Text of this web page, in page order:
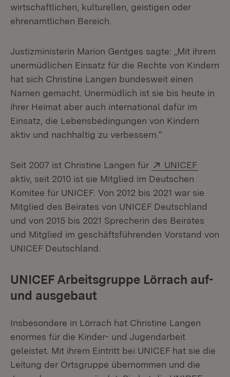
wirtschaftlichen, kulturellen, geistigen oder
ehrenamtlichen Bereich.
Justizministerin Marion Gentges sagte: „Mit ihrem
unermüdlichen Einsatz für die Rechte von Kindern
hat sich Christine Langen bundesweit einen
Namen gemacht. Unermüdlich ist sie bis heute in
ihrer Heimat aber auch international dafür im
Einsatz, die Lebensbedingungen von Kindern
aktiv und nachhaltig zu verbessern.“
Seit 2007 ist Christine Langen für Extern:
UNICEF
aktiv, seit 2010 ist sie Mitglied im Deutschen
Komitee für UNICEF. Von 2012 bis 2021 war sie
Mitglied des Beirates von UNICEF Deutschland
und von 2015 bis 2021 Sprecherin des Beirates
und Mitglied im geschäftsführenden Vorstand von
UNICEF Deutschland.
UNICEF Arbeitsgruppe Lörrach auf-
und ausgebaut
Insbesondere in Lörrach hat Christine Langen
enormes für die Kinder- und Jugendarbeit
geleistet. Mit ihrem Eintritt bei UNICEF hat sie die
Leitung der Ortsgruppe übernommen und die